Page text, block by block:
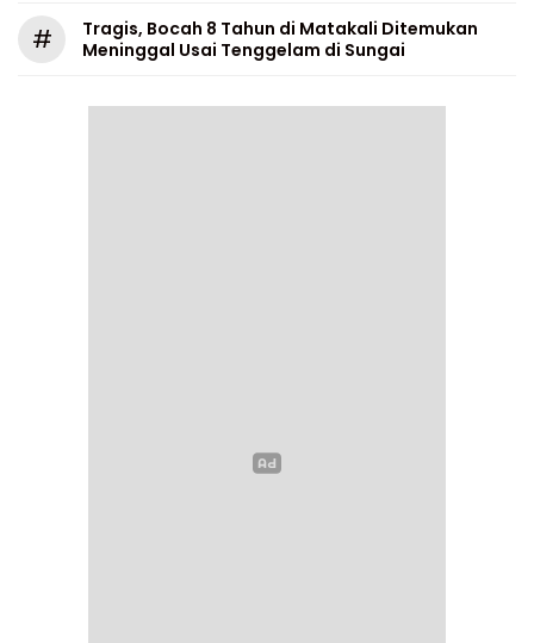
#
Tragis, Bocah 8 Tahun di Matakali Ditemukan
Meninggal Usai Tenggelam di Sungai